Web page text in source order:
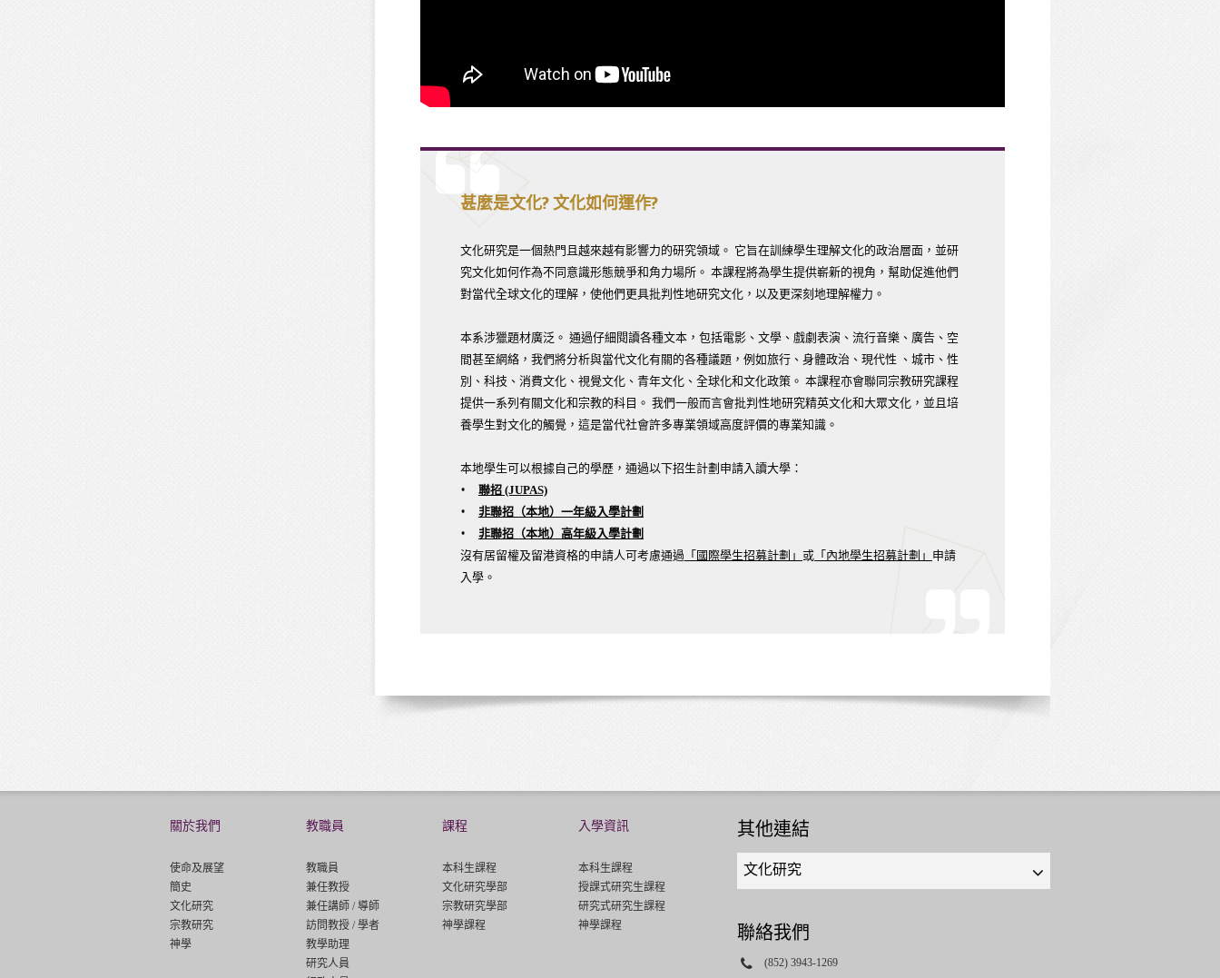
甚麼是文化? 文化如何運作?
文化研究是一個熱門且越來越有影響力的研究領域。 它旨在訓練學生理解文化的政治層面，並研
究文化如何作為不同意識形態競爭和角力場所。 本課程將為學生提供嶄新的視角，幫助促進他們
對當代全球文化的理解，使他們更具批判性地研究文化，以及更深刻地理解權力。
本系涉獵題材廣泛。 通過仔細閱讀各種文本，包括電影、文學、戲劇表演、流行音樂、廣告、空
間甚至網絡，我們將分析與當代文化有關的各種議題，例如旅行、身體政治、現代性 、城市、性
別、科技、消費文化、視覺文化、青年文化、全球化和文化政策。 本課程亦會聯同宗教研究課程
提供一系列有關文化和宗教的科目。 我們一般而言會批判性地研究精英文化和大眾文化，並且培
養學生對文化的觸覺，這是當代社會許多專業領域高度評價的專業知識。
本地學生可以根據自己的學歷，通過以下招生計劃申請入讀大學：
聯招 (JUPAS)
非聯招（本地）一年級入學計劃
非聯招（本地）高年級入學計劃
沒有居留權及留港資格的申請人可考慮通過 「國際學生招募計劃」 或 「內地學生招募計劃」 申請
入學。
關於我們
使命及展望
簡史
文化研究
宗教研究
神學
教職員
教職員
兼任教授
兼任講師 / 導師
訪問教授 / 學者
教學助理
研究人員
課程
本科生課程
文化研究學部
宗教研究學部
神學課程
入學資訊
本科生課程
授課式研究生課程
研究式研究生課程
神學課程
其他連結
Quick
links
select
文化研究
聯絡我們
Phone
(852) 3943-1269